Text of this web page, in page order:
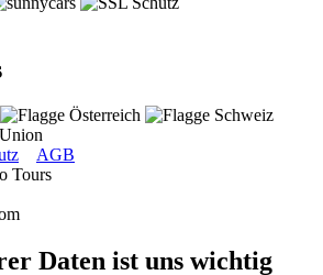
AGB
Tours
Daten ist uns wichtig